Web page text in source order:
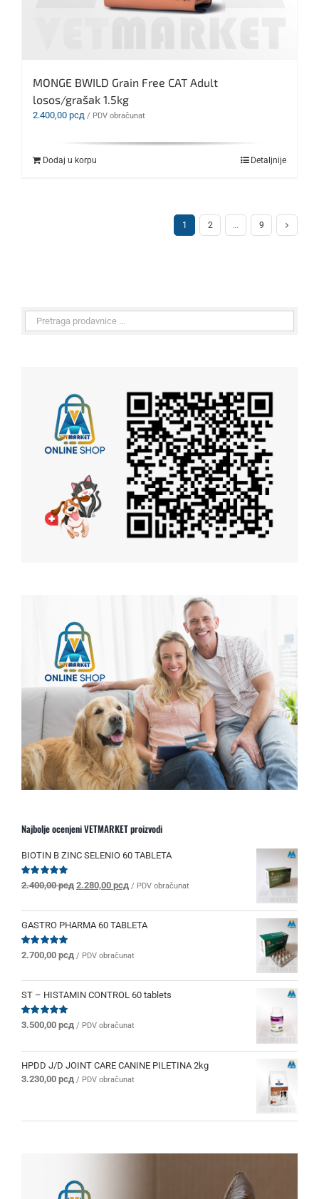
MONGE BWILD Grain Free CAT Adult
losos/grašak 1.5kg
2.400,00 рсд / PDV obračunat
Dodaj u korpu Detaljnije
1 2 … 9
Najbolje ocenjeni VETMARKET proizvodi
BIOTIN B ZINC SELENIO 60 TABLETA
Ocenjeno
od 5
2.400,00рсд Originalna
je
bila:
2.280,00 рсд Trenutna
je:
2.280,00 рсд.
/ PDV obračunat
GASTRO PHARMA 60 TABLETA
Ocenjeno
od 5
2.700,00 рсд / PDV obračunat
ST – HISTAMIN CONTROL 60 tablets
Ocenjeno
od 5
3.500,00 рсд / PDV obračunat
HPDD J/D JOINT CARE CANINE PILETINA 2kg
3.230,00 рсд / PDV obračunat